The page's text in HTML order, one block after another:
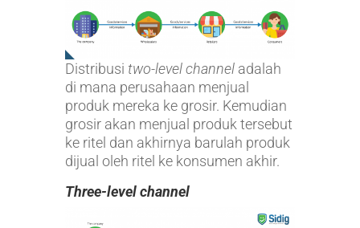
Distribusi two-level channeladalah
di mana perusahaan menjual
produk mereka ke grosir. Kemudian
grosir akan menjual produk tersebut
ke ritel dan akhirnya barulah produk
dijual oleh ritel ke konsumen akhir.
Three-level channel